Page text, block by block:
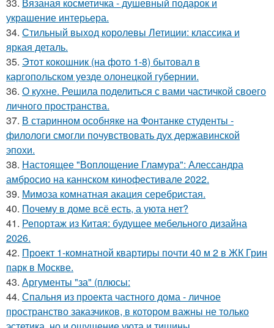
украшение интерьера.
34. Стильный выход королевы Летиции: классика и
яркая деталь.
35. Этот кокошник (на фото 1-8) бытовал в
каргопольском уезде олонецкой губернии.
36. О кухне. Решила поделиться с вами частичкой своего
личного пространства.
37. В старинном особняке на Фонтанке студенты -
филологи смогли почувствовать дух державинской
эпохи.
38. Настоящее "Воплощение Гламура": Алессандра
амбросио на каннском кинофестивале 2022.
39. Мимоза комнатная акация серебристая.
40. Почему в доме всё есть, а уюта нет?
41. Репортаж из Китая: будущее мебельного дизайна
2026.
42. Проект 1-комнатной квартиры почти 40 м 2 в ЖК Грин
парк в Москве.
43. Аргументы "за" (плюсы:
44. Спальня из проекта частного дома - личное
пространство заказчиков, в котором важны не только